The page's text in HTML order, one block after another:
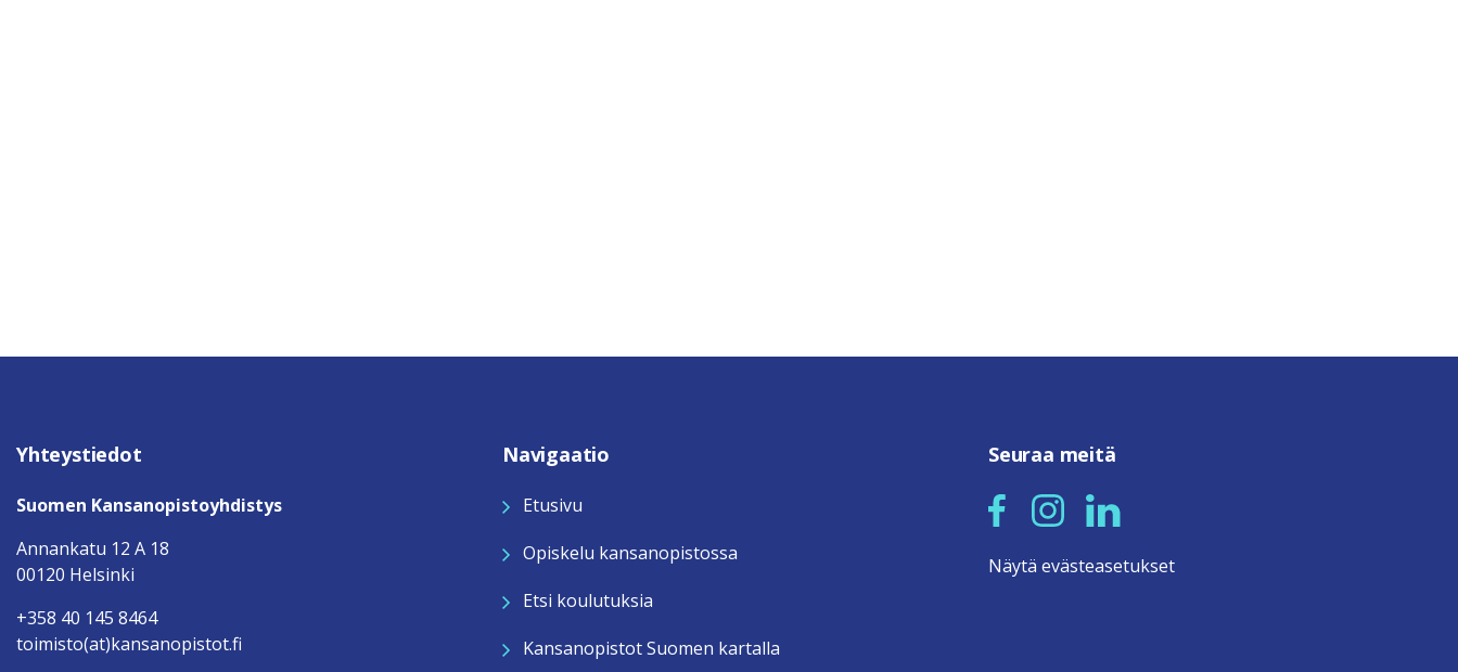
Yhteystiedot
Suomen Kansanopistoyhdistys
Annankatu 12 A 18
00120 Helsinki
+358 40 145 8464
toimisto(at)kansanopistot.fi
Navigaatio
Etusivu
Opiskelu kansanopistossa
Etsi koulutuksia
Kansanopistot Suomen kartalla
Seuraa meitä
Näytä evästeasetukset